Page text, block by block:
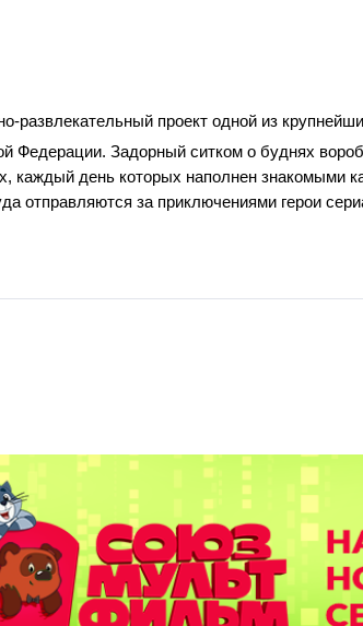
развлекательный проект одной из
Федерации. Задорный ситком о буднях
каждый день которых наполнен знакомыми
отправляются за приключениями герои